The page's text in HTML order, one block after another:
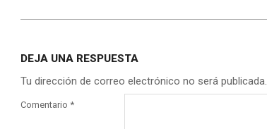
DEJA UNA RESPUESTA
Tu dirección de correo electrónico no será publicada.
Comentario *